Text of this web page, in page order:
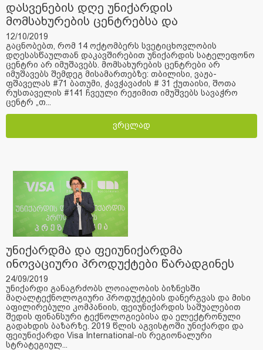
დასვენების დღე უნიქარდის
მომსახურების ცენტრებსა და
სატელეფონო ცენტრში
12/10/2019
გაცნობებთ, რომ 14 ოქტომბერს სვეტიცხოვლობის
დღესასწაულთან დაკავშირებით უნიქარდის სატელეფონო
ცენტრი არ იმუშავებს. მომსახურების ცენტრები არ
იმუშავებს შემდეგ მისამართებზე: თბილისი, ვაჟა-
ფშაველას #71 ბათუმი, ჭავჭავაძის # 31 ქუთაისი, შოთა
რუსთაველის #141 ჩვეული რეჟიმით იმუშვებს სავაჭრო
ცენტრ „თ...
ვრცლად
უნიქარდმა და ფეიუნიქარდმა
ინოვაციური პროდუქტები წარადგინეს
24/09/2019
უნიქარდი განაგრძობს ლოიალობის ბიზნესში
მაღალტექნოლოგიური პროდუქტების დანერგვას და მისი
აფილირებული კომპანიის, ფეიუნიქარდის საშუალებით
შედის ფინანსური ტექნოლოგიებისა და ელექტრონული
გადახდის ბაზარზე. 2019 წლის აგვისტოში უნიქარდი და
ფეიუნიქარდი Visa International-ის რეგიონალური
სტრატეგიულ...